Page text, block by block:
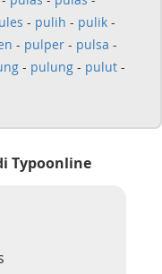
- pulih - pulik -
- pulper - pulsa -
- pulung - pulut -
Typoonline